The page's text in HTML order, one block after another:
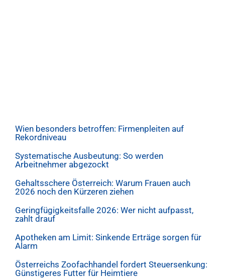
Wien besonders betroffen: Firmenpleiten auf
Rekordniveau
Systematische Ausbeutung: So werden
Arbeitnehmer abgezockt
Gehaltsschere Österreich: Warum Frauen auch
2026 noch den Kürzeren ziehen
Geringfügigkeitsfalle 2026: Wer nicht aufpasst,
zahlt drauf
Apotheken am Limit: Sinkende Erträge sorgen für
Alarm
Österreichs Zoofachhandel fordert Steuersenkung:
Günstigeres Futter für Heimtiere